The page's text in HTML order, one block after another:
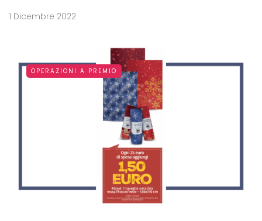
1 Dicembre 2022
OPERAZIONI A PREMIO